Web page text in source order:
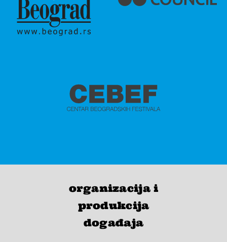
organizacija i
produkcija
događaja